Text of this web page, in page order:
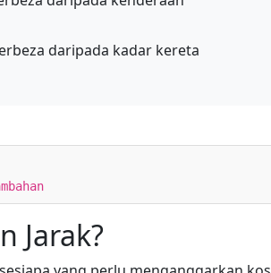
daripada kadar kereta
Jarak?